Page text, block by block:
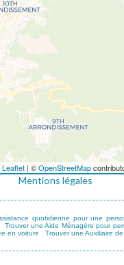
Leaflet | ©OpenStreetMap
Mentions légales
quotidienne pour une
Trouver une Aide Ménagère pour
en voiture Trouver une Auxiliaire